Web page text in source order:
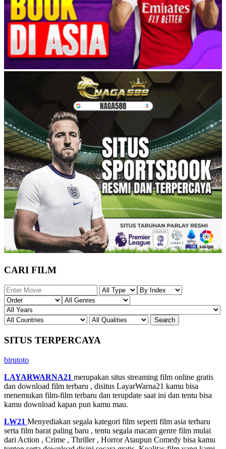
CARI FILM
SITUS TERPERCAYA
birutoto
LAYARWARNA21 merupakan situs streaming film online gratis
dan download film terbaru , disitus LayarWarna21 kamu bisa
menemukan film-film terbaru dan terupdate saat ini dan tentu bisa
kamu download kapan pun kamu mau.
LW21 Menyediakan segala kategori film seperti film asia terbaru
serta film barat paling baru , tentu segala macam genre film mulai
dari Action , Crime , Thriller , Horror Ataupun Comedy bisa kamu